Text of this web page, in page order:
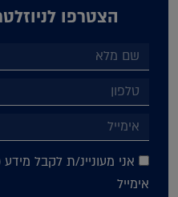
הצטרפו
אני מעוניינ/ת לקבל
אימייל